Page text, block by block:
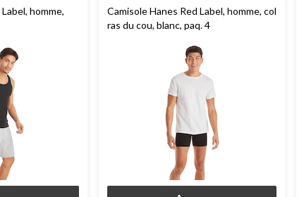
homme,
Camisole Hanes Red Label, homme, col
ras du cou, blanc, paq. 4